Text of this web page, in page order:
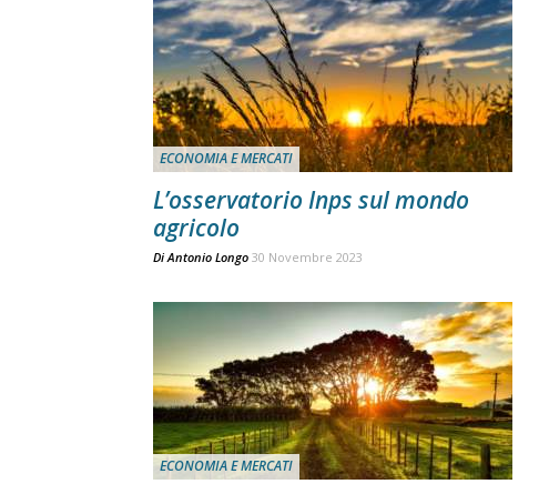
ECONOMIA E MERCATI
L’osservatorio Inps sul mondo
agricolo
DiAntonio Longo 30 Novembre 2023
ECONOMIA E MERCATI